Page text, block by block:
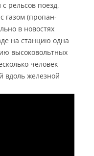
рельсов поезд,
газом (пропан-
в новостях
на станцию одна
высоковольтных
человек
вдоль железной